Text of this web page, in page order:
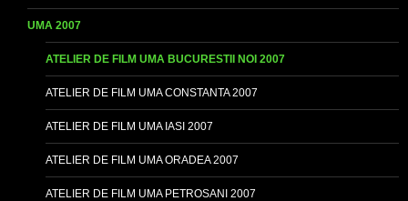
UMA 2007
ATELIER DE FILM UMA BUCURESTII NOI 2007
ATELIER DE FILM UMA CONSTANTA 2007
ATELIER DE FILM UMA IASI 2007
ATELIER DE FILM UMA ORADEA 2007
ATELIER DE FILM UMA PETROSANI 2007